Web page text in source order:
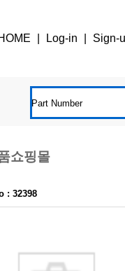
Log-in Sign-
쇼핑몰
: 32398